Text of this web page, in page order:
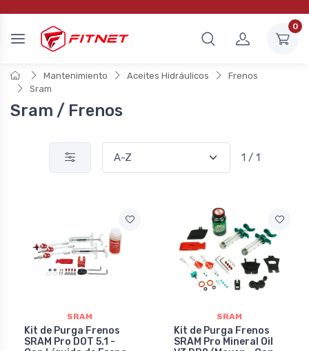
0
Mantenimiento Aceites Hidráulicos
Frenos
Sram
Sram / Frenos
1 / 1
SRAM
Kit de Purga Frenos
SRAM Pro DOT 5.1 -
SRAM
Kit de Purga Frenos
SRAM Pro Mineral Oil